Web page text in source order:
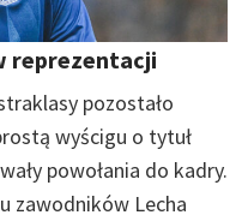
reprezentacji
pozostało
wyścigu o tytuł
powołania do kadry.
zawodników Lecha